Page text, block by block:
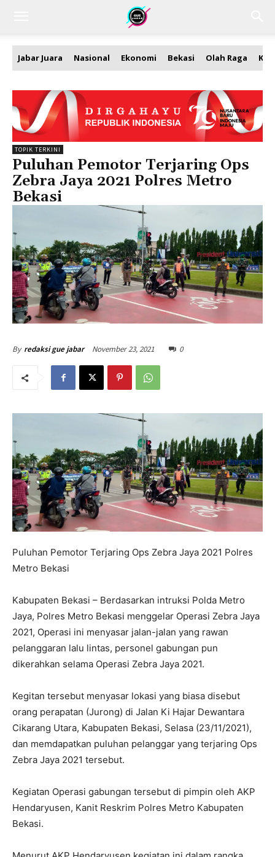
Jabar Juara Nasional Ekonomi Bekasi Olah Raga
TOPIK TERKINI
Puluhan Pemotor Terjaring Ops
Zebra Jaya 2021 Polres Metro
Bekasi
By redaksi gue jabar November 23, 2021 0
Puluhan Pemotor Terjaring Ops Zebra Jaya 2021 Polres
Metro Bekasi
Kabupaten Bekasi – Berdasarkan intruksi Polda Metro
Jaya, Polres Metro Bekasi menggelar Operasi Zebra Jaya
2021, Operasi ini menyasar jalan-jalan yang rawan
pelanggaran lalu lintas, personel gabungan pun
dikerahkan selama Operasi Zebra Jaya 2021.
Kegitan tersebut menyasar lokasi yang biasa disebut
orang perapatan (Jurong) di Jalan Ki Hajar Dewantara
Cikarang Utara, Kabupaten Bekasi, Selasa (23/11/2021),
dan memdapatkan puluhan pelanggar yang terjaring Ops
Zebra Jaya 2021 tersebut.
Kegiatan Operasi gabungan tersebut di pimpin oleh AKP
Hendaryusen, Kanit Reskrim Polres Metro Kabupaten
Bekasi.